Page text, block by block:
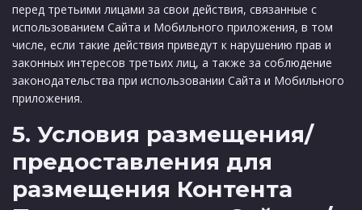
перед третьими лицами за свои действия, связанные с
использованием Сайта и Мобильного приложения, в том
числе, если такие действия приведут к нарушению прав и
законных интересов третьих лиц, а также за соблюдение
законодательства при использовании Сайта и Мобильного
приложения.
5. Условия размещения/
предоставления для
размещения Контента